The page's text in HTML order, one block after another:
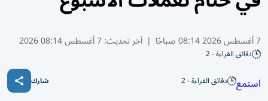
7 أغسطس 2026 08:14 صباحًا | آخر تحديث:7 أغسطس 08:14 2026
دقائق القراءة - 2
استمع دقائق القراءة - 2 شارك